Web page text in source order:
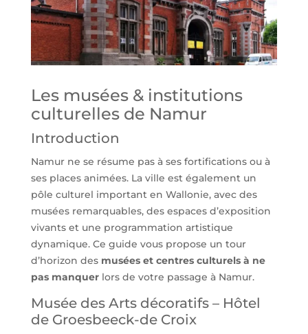
Les musées & institutions
culturelles de Namur
Introduction
Namur ne se résume pas à ses fortifications ou à
ses places animées. La ville est également un
pôle culturel important en Wallonie, avec des
musées remarquables, des espaces d’exposition
vivants et une programmation artistique
dynamique. Ce guide vous propose un tour
d’horizon des musées et centres culturels à ne
pas manquerlors de votre passage à Namur.
Musée des Arts décoratifs – Hôtel
de Groesbeeck-de Croix